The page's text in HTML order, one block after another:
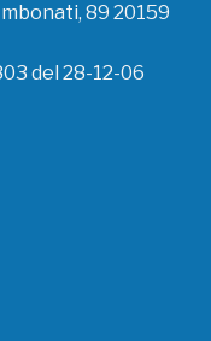
89 20159
del 28-12-06